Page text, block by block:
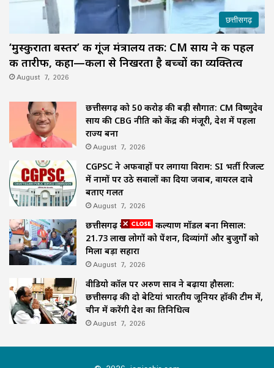
छत्तीसगढ़
‘मुस्कुराता बस्तर’ की गूंज मंत्रालय तक: CM साय ने की पहल
की तारीफ, कहा—कला से निखरता है बच्चों का व्यक्तित्व
August 7, 2026
छत्तीसगढ़ को 50 करोड़ की बड़ी सौगात: CM विष्णुदेव
साय की CBG नीति को केंद्र की मंजूरी, देश में पहला
राज्य बना
August 7, 2026
CGPSC ने अफवाहों पर लगाया विराम: SI भर्ती रिजल्ट
में नामों पर उठे सवालों का दिया जवाब, वायरल दावे
बताए गलत
August 7, 2026
छत्तीसगढ़ का समाज कल्याण मॉडल बना मिसाल:
21.73 लाख लोगों को पेंशन, दिव्यांगों और बुजुर्गों को
मिला बड़ा सहारा
August 7, 2026
वीडियो कॉल पर अरुण साव ने बढ़ाया हौसला:
छत्तीसगढ़ की दो बेटियां भारतीय जूनियर हॉकी टीम में,
चीन में करेंगी देश का प्रतिनिधित्व
August 7, 2026